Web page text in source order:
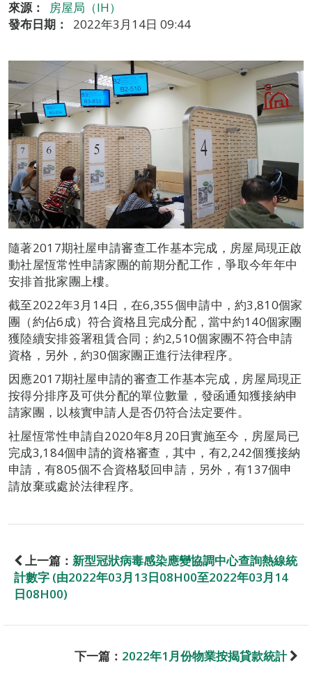
來源：
房屋局（IH）
發布日期：
2022年3月14日 09:44
隨著2017期社屋申請審查工作基本完成，房屋局現正啟
動社屋恆常性申請家團的前期分配工作，爭取今年年中
安排首批家團上樓。
截至2022年3月14日，在6,355個申請中，約3,810個家
團（約佔6成）符合資格且完成分配，當中約140個家團
獲陸續安排簽署租賃合同；約2,510個家團不符合申請
資格，另外，約30個家團正進行法律程序。
因應2017期社屋申請的審查工作基本完成，房屋局現正
按得分排序及可供分配的單位數量，發函通知獲接納申
請家團，以核實申請人是否仍符合法定要件。
社屋恆常性申請自2020年8月20日實施至今，房屋局已
完成3,184個申請的資格審查，其中，有2,242個獲接納
申請，有805個不合資格駁回申請，另外，有137個申
請放棄或處於法律程序。
上一篇： 新型冠狀病毒感染應變協調中心查詢熱線統
計數字 (由2022年03月13日08H00至2022年03月14
日08H00)
下一篇： 2022年1月份物業按揭貸款統計